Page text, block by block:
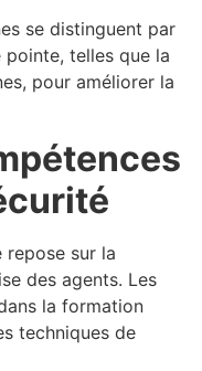
se distinguent par
telles que la
pour améliorer la
repose sur la
des agents. Les
la formation
techniques de